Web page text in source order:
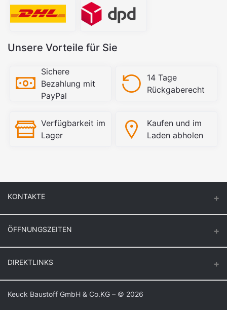
Unsere Vorteile für Sie
Sichere
Bezahlung mit
PayPal
14 Tage
Rückgaberecht
Verfügbarkeit im
Lager
Kaufen und im
Laden abholen
KONTAKTE
47918 Tönisvorst
Auf Google Maps anzeigen
ÖFFNUNGSZEITEN
Montag – Donnerstag
6:30 – 16:00
DIREKTLINKS
Login
Keuck Baustoff GmbH & Co.KG – © 2026